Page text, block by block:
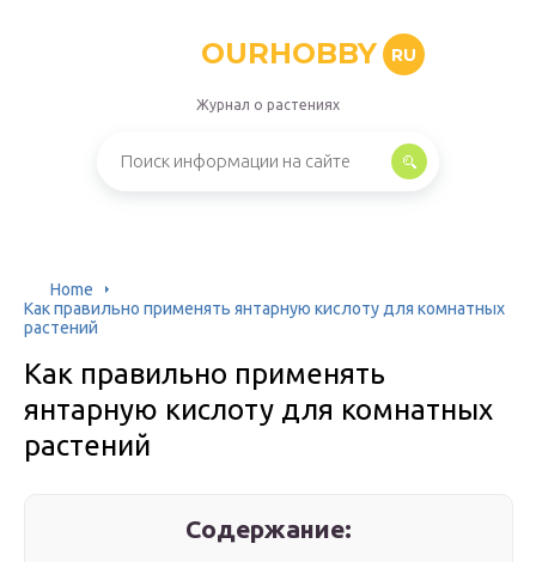
OURHOBBY RU
Журнал о растениях
Home
Как правильно применять янтарную кислоту для комнатных
растений
Как правильно применять
янтарную кислоту для комнатных
растений
Содержание: